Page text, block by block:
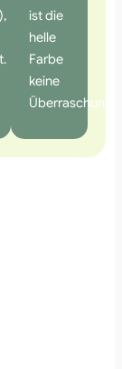
ist die
helle
Farbe
keine
Überraschung.